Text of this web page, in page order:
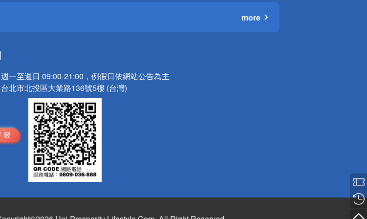
more
週一至週日 09:00-21:00，例假日依網站公告為主
台北市北投區大業路136號5樓 (台灣)